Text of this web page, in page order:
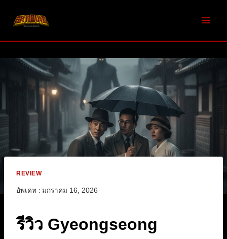
REVIEW
อัพเดท : มกราคม 16, 2026
รีวิว Gyeongseong